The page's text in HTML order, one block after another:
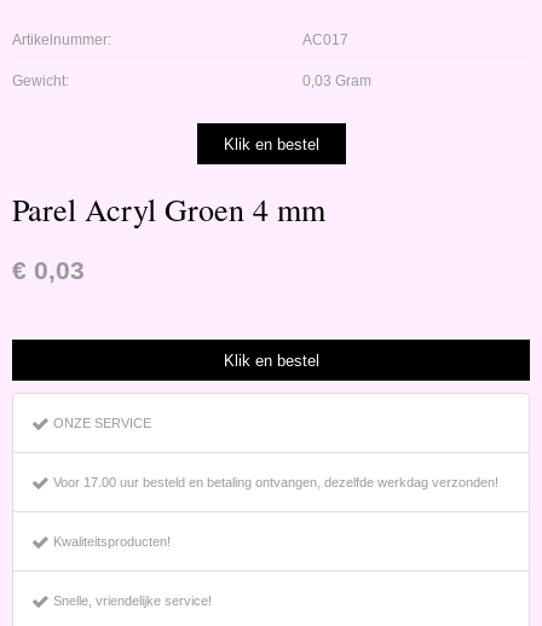
Artikelnummer: AC017
Gewicht: 0,03 Gram
Parel Acryl Groen 4 mm
€ 0,03
ONZE SERVICE
Voor 17.00 uur besteld en betaling ontvangen, dezelfde werkdag verzonden!
Kwaliteitsproducten!
Snelle, vriendelijke service!